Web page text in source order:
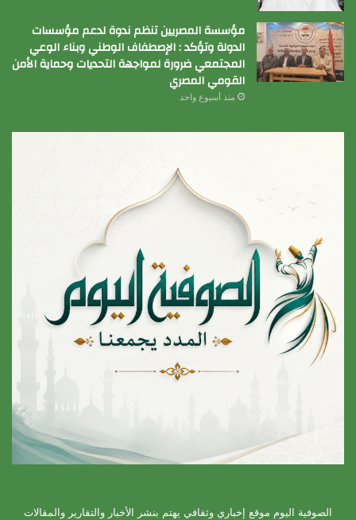
مؤسسة المصريين تنظم ندوة لدعم مؤسسات
الدولة وتؤكد : الإصطفاف الوطني وبناء الوعي
المجتمعي ضرورة لمواجهة التحديات وحماية الأمن
القومي المصري
منذ أسبوع واحد
الصوفية اليوم موقع إخباري وثقافي يهتم بنشر الأخبار والتقارير والمقالات